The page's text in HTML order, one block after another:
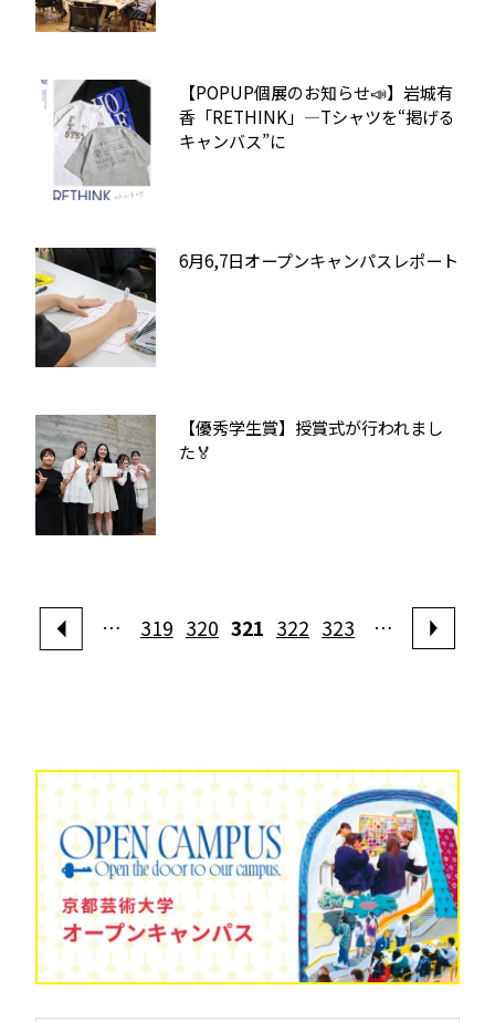
【POPUP個展のお知らせ📣】岩城有
香「RETHINK」—Tシャツを“掲げる
キャンバス”に
6月6,7日オープンキャンパスレポート
【優秀学生賞】授賞式が行われまし
た🏅
… 319 320 321 322 323 …